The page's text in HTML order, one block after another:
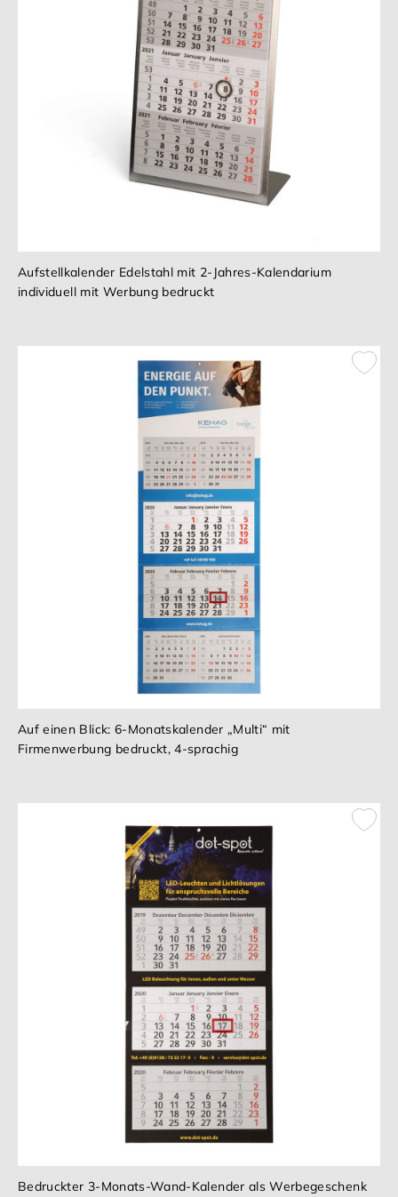
Aufstellkalender Edelstahl mit 2-Jahres-Kalendarium
individuell mit Werbung bedruckt
Auf einen Blick: 6-Monatskalender „Multi“ mit
Firmenwerbung bedruckt, 4-sprachig
Bedruckter 3-Monats-Wand-Kalender als Werbegeschenk